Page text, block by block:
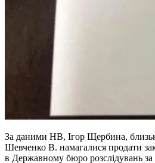
За даними НВ, Ігор Щербина,
Шевченко В. намагалися продати
в Державному бюро розслідувань за